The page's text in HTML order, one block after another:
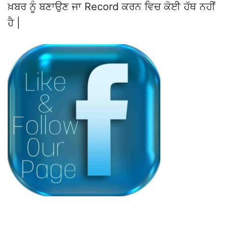
ਖ਼ਬਰ ਨੂੰ ਬਣਾਉਣ ਜਾ Record ਕਰਨ ਵਿਚ ਕੋਈ ਹੱਥ ਨਹੀਂ
ਹੈ |